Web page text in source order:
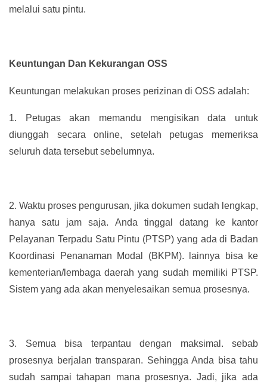
melalui satu pintu.
Keuntungan Dan Kekurangan OSS
Keuntungan melakukan proses perizinan di OSS adalah:
1.
Petugas akan memandu mengisikan data untuk
diunggah secara online, setelah petugas memeriksa
seluruh data tersebut sebelumnya.
2. Waktu proses pengurusan, jika dokumen sudah lengkap,
hanya satu jam saja. Anda tinggal datang ke kantor
Pelayanan Terpadu Satu Pintu (PTSP) yang ada di Badan
Koordinasi Penanaman Modal (BKPM). lainnya bisa ke
kementerian/lembaga daerah yang sudah memiliki PTSP.
Sistem yang ada akan menyelesaikan semua prosesnya.
3.
Semua bisa terpantau dengan maksimal. sebab
prosesnya berjalan transparan. Sehingga Anda bisa tahu
sudah sampai tahapan mana prosesnya. Jadi, jika ada